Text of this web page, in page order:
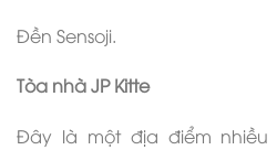
Đền Sensoji.
Tòa nhà JP Kitte
Đây là một địa điểm